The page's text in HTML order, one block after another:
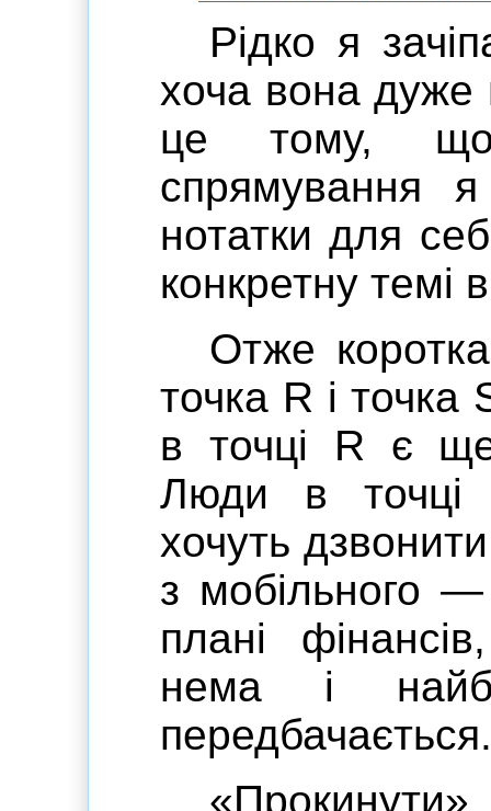
Рідко я
хоча вона дуже
це тому, що
спрямування
нотатки для
конкретну
Отже
точка R і
в точці R є
Люди в точці
хочуть
з мобільного
плані
нема і
передбачається.